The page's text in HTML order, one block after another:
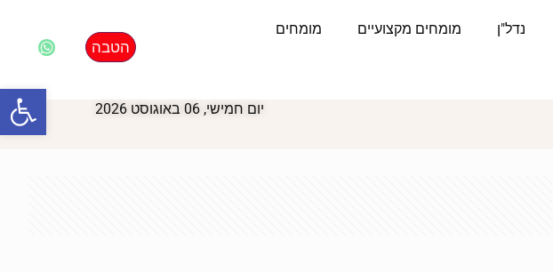
נדל"ן מומחים מקצועיים מומחים
הטבה
יום חמישי, 06 באוגוסט 2026 פתח